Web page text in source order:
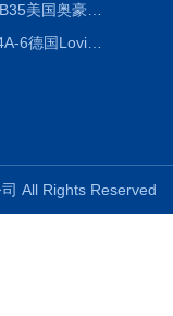
MB45/MB35美国奥豪斯OHAUS MB45/MB35卤素红外水分测定仪
ET99724A-6德国Lovibond ET99724A-6微电脑BOD测定仪
司 All Rights